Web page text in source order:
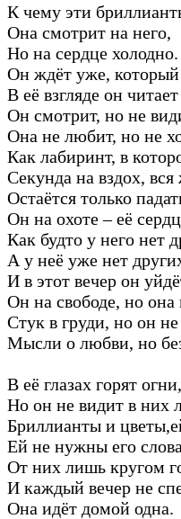
К чему эти
Она смотрит на него,
Но на сердце холодно.
Он ждёт уже, который
В её взгляде он
Он смотрит, но не
Она не любит, но не
Как лабиринт, в
Секунда на вздох,
Остаётся только
Он на охоте – её
Как будто у него нет
А у неё уже нет
И в этот вечер он
Он на свободе, но она
Стук в груди, но он не
Мысли о любви, но
В её глазах горят огни,
Но он не видит в них
Бриллианты и
Ей не нужны его
От них лишь кругом
И каждый вечер не
Она идёт домой одна.